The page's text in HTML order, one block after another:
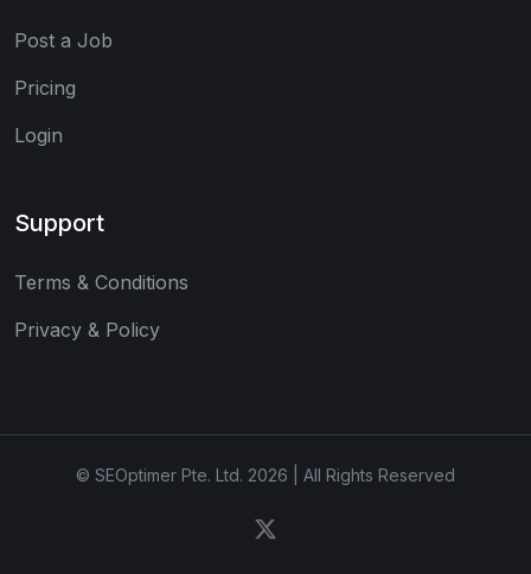
Post a Job
Pricing
Login
Support
Terms & Conditions
Privacy & Policy
© SEOptimer Pte. Ltd. 2026 | All Rights Reserved